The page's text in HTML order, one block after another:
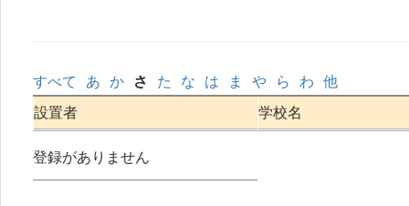
すべて あ か さ た な は ま や ら わ
他
設置者
学校名
登録がありません